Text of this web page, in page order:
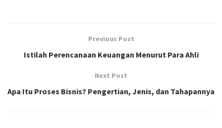
Previous Post
Istilah Perencanaan Keuangan Menurut Para Ahli
Next Post
Apa Itu Proses Bisnis? Pengertian, Jenis, dan Tahapannya